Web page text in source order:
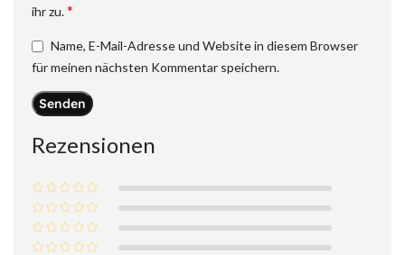
Rezensionen
ihr zu.*
Name, E-Mail-Adresse und Website in diesem Browser
für meinen nächsten Kommentar speichern.